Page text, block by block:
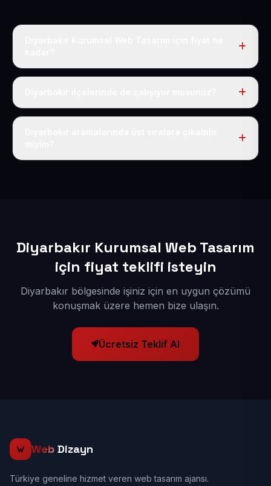
Diyarbakır dahil Türkiye’nin her yerinde geçerli yıllık
tek fiyatımız 50 USD + KDV’dir. Alan adı, hosting, SSL ve
Elbette; Diyarbakır iline bağlı bütün ilçelere uzaktan ve
Diyarbakır Kurumsal Web Tasarım
için fiyat teklifi isteyin
Diyarbakır bölgesinde işiniz için en uygun çözümü
konuşmak üzere hemen bize ulaşın.
Ücretsiz Teklif Al
Web Dizayn
Türkiye geneline hizmet veren web tasarım ajansı.